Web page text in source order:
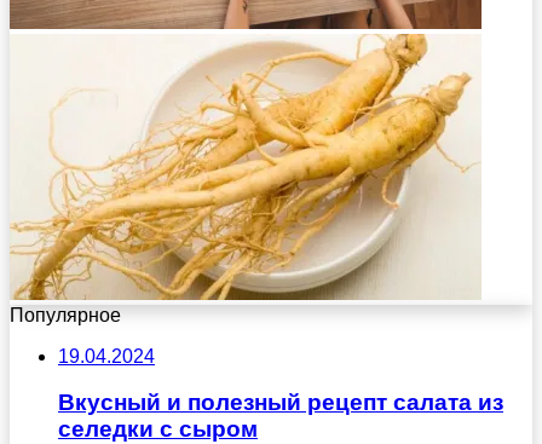
Популярное
19.04.2024
Вкусный и полезный рецепт салата из
селедки с сыром